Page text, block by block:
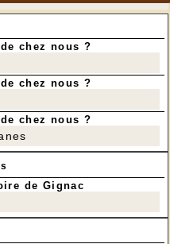
chez nous ?
chez nous ?
chez nous ?
de Gignac